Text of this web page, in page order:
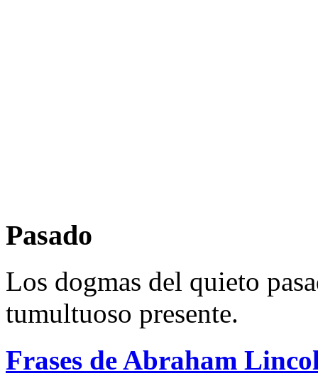
Pasado
Los dogmas del quieto
tumultuoso presente.
Frases de Abraham